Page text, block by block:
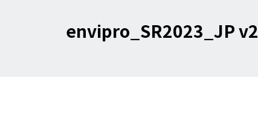
envipro_SR2023_JP v2